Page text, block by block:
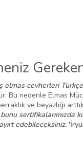
cevherleri
Bu nedenle Elmas
ve beyazlığı
edebileceksiniz.